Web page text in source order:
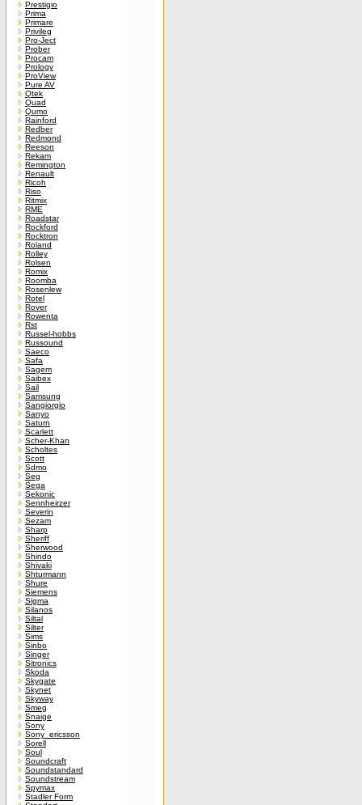
Prestigio
Prima
Primare
Privileg
Pro-Ject
Prober
Procam
Prology
ProView
Pure AV
Qtek
Quad
Qumo
Rainford
Redber
Redmond
Reeson
Rekam
Remington
Renault
Ricoh
Riso
Ritmix
RME
Roadstar
Rockford
Rocktron
Roland
Rolley
Rolsen
Romix
Roomba
Rosenlew
Rotel
Rover
Rowenta
Rst
Russel-hobbs
Russound
Saeco
Safa
Sagem
Saibex
Sail
Samsung
Sangiorgio
Sanyo
Saturn
Scarlett
Scher-Khan
Scholtes
Scott
Sdmo
Seg
Sega
Sekonic
Sennheirzer
Severin
Sezam
Sharp
Sheriff
Sherwood
Shindo
Shivaki
Shturmann
Shure
Siemens
Sigma
Silanos
Siltal
Silter
Sims
Sinbo
Singer
Sitronics
Skoda
Skygate
Skynet
Skyway
Smeg
Snaige
Sony
Sony_ericsson
Sorell
Soul
Soundcraft
Soundstandard
Soundstream
Spymax
Stadler Form